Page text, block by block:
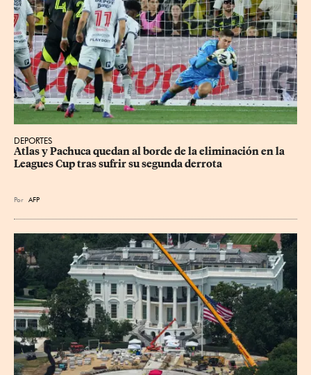
DEPORTES
Atlas y Pachuca quedan al borde de la eliminación en la
Leagues Cup tras sufrir su segunda derrota
Por AFP